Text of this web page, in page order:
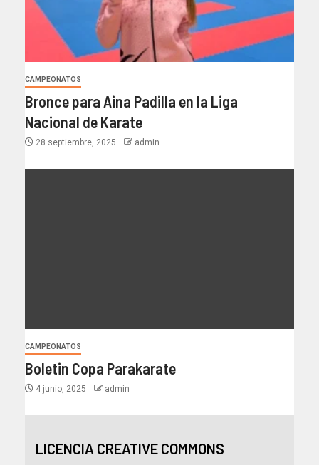
CAMPEONATOS
Bronce para Aina Padilla en la Liga
Nacional de Karate
28 septiembre, 2025 admin
CAMPEONATOS
Boletin Copa Parakarate
4 junio, 2025 admin
LICENCIA CREATIVE COMMONS